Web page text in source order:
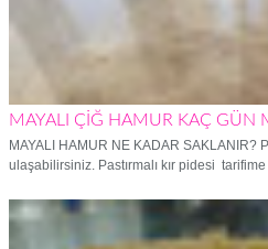
MAYALI ÇİĞ HAMUR KAÇ GÜN
MAYALI HAMUR NE KADAR SAKLANIR?
ulaşabilirsiniz. Pastırmalı kır pidesi